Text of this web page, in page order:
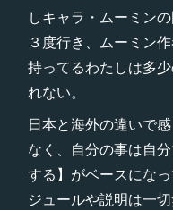
しキャラ・ムーミン
３度行き、ムーミン
持ってるわたしは多
れない。
日本と海外の違いで
なく、自分の事は自
する】がベースにな
ジュールや説明は一